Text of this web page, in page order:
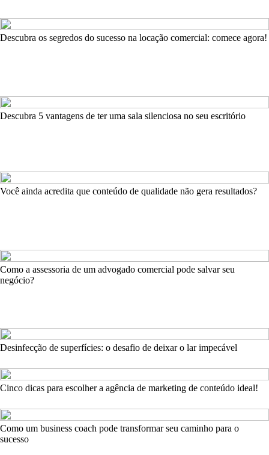
Descubra os segredos do sucesso na locação comercial: comece agora!
Descubra 5 vantagens de ter uma sala silenciosa no seu escritório
Você ainda acredita que conteúdo de qualidade não gera resultados?
Como a assessoria de um advogado comercial pode salvar seu
negócio?
Desinfecção de superfícies: o desafio de deixar o lar impecável
Cinco dicas para escolher a agência de marketing de conteúdo ideal!
Como um business coach pode transformar seu caminho para o
sucesso